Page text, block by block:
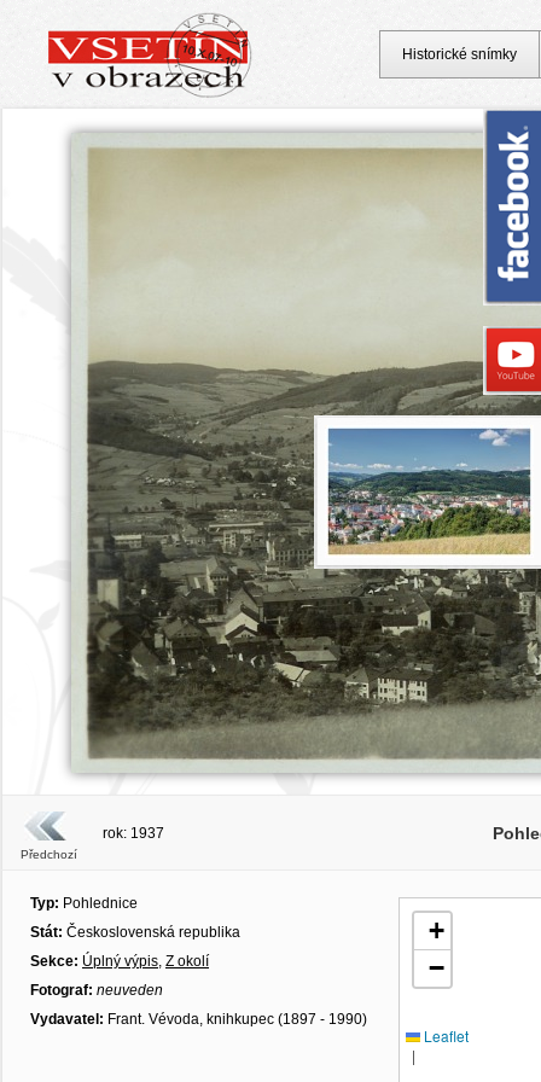
Předchozí
rok: 1937
Typ: Pohlednice
Stát: Československá republika
Sekce: Úplný výpis, Z okolí
Fotograf: neuveden
Vydavatel: Frant. Vévoda, knihkupec (1897 - 1990)
+
−
Leaflet
|
Historické snímky